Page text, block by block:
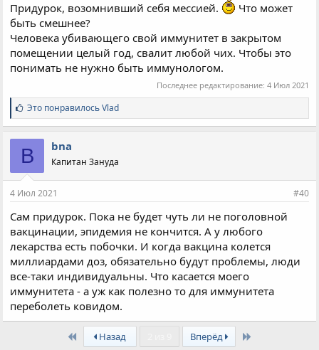
Придурок, возомнивший себя мессией.
Что может
быть смешнее?
Человека убивающего свой иммунитет в закрытом
помещении целый год, свалит любой чих. Чтобы это
понимать не нужно быть иммунологом.
Последнее редактирование: 4 Июл 2021
С
и
м
п
а
т
и
:
Это понравилосьVlad
B bna
Капитан Зануда
4 Июл 2021 #40
Сам придурок. Пока не будет чуть ли не поголовной
вакцинации, эпидемия не кончится. А у любого
лекарства есть побочки. И когда вакцина колется
миллиардами доз, обязательно будут проблемы, люди
все-таки индивидуальны. Что касается моего
иммунитета - а уж как полезно то для иммунитета
переболеть ковидом.
First Назад Вперёд